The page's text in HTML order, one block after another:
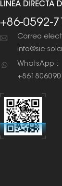
LÍNEA DIRECTA
+86-0592-
Correo
info@sic-
WhatsApp :